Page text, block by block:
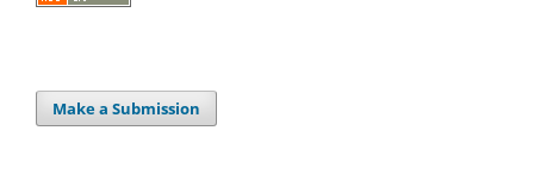
Make a Submission